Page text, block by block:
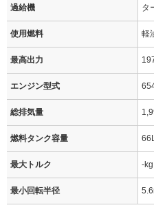
過給機 タ
使用燃料 軽
最高出力
エンジン型式
総排気量
燃料タンク容量
最大トルク -
最小回転半径